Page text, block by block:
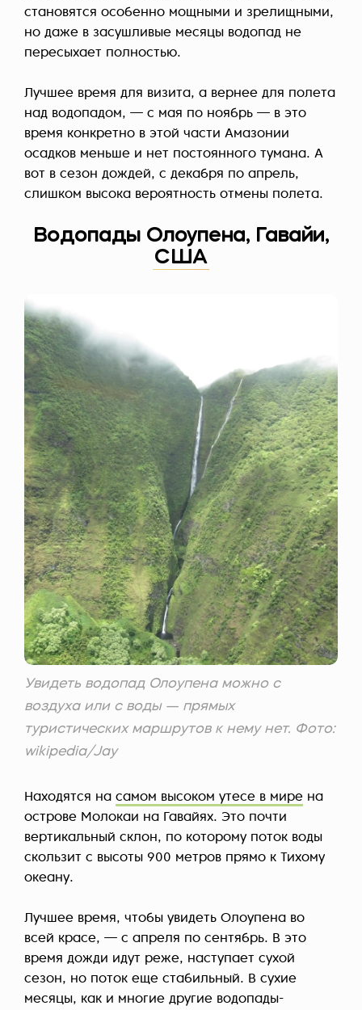
становятся особенно мощными и зрелищными,
но даже в засушливые месяцы водопад не
пересыхает полностью.
Лучшее время для визита, а вернее для полета
над водопадом, — с мая по ноябрь — в это
время конкретно в этой части Амазонии
осадков меньше и нет постоянного тумана. А
вот в сезон дождей, с декабря по апрель,
слишком высока вероятность отмены полета.
Водопады Олоупена, Гавайи,
США
Увидеть водопад Олоупена можно с
воздуха или с воды — прямых
туристических маршрутов к нему нет. Фото:
wikipedia/Jay
Находятся на самом высоком утесе в мире на
острове Молокаи на Гавайях. Это почти
вертикальный склон, по которому поток воды
скользит с высоты 900 метров прямо к Тихому
океану.
Лучшее время, чтобы увидеть Олоупена во
всей красе, — с апреля по сентябрь. В это
время дожди идут реже, наступает сухой
сезон, но поток еще стабильный. В сухие
месяцы, как и многие другие водопады-